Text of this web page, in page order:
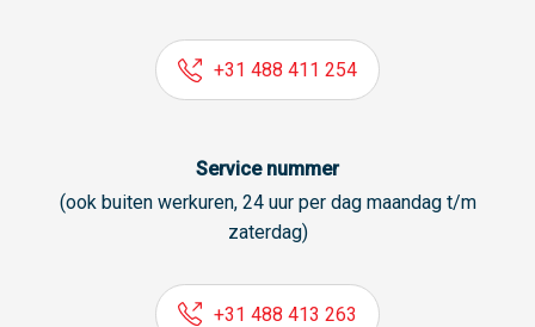
+31 488 411 254
Service nummer
(ook buiten werkuren, 24 uur per dag maandag t/m
zaterdag)
+31 488 413 263